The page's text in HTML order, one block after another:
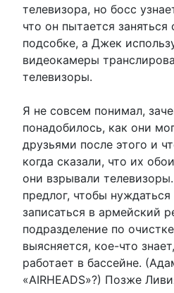
телевизора, но босс
что он пытается
подсобке, а Джек
видеокамеры
телевизоры.
Я не совсем понимал,
понадобилось, как они
друзьями после этого и
когда сказали, что их
они взрывали
предлог, чтобы нуждаться
записаться в армейский
подразделение по
выясняется, кое-что
работает в бассейне.
«AIRHEADS»?) Позже